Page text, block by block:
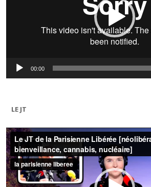
00:00
LE JT
Lecteur
vidéo